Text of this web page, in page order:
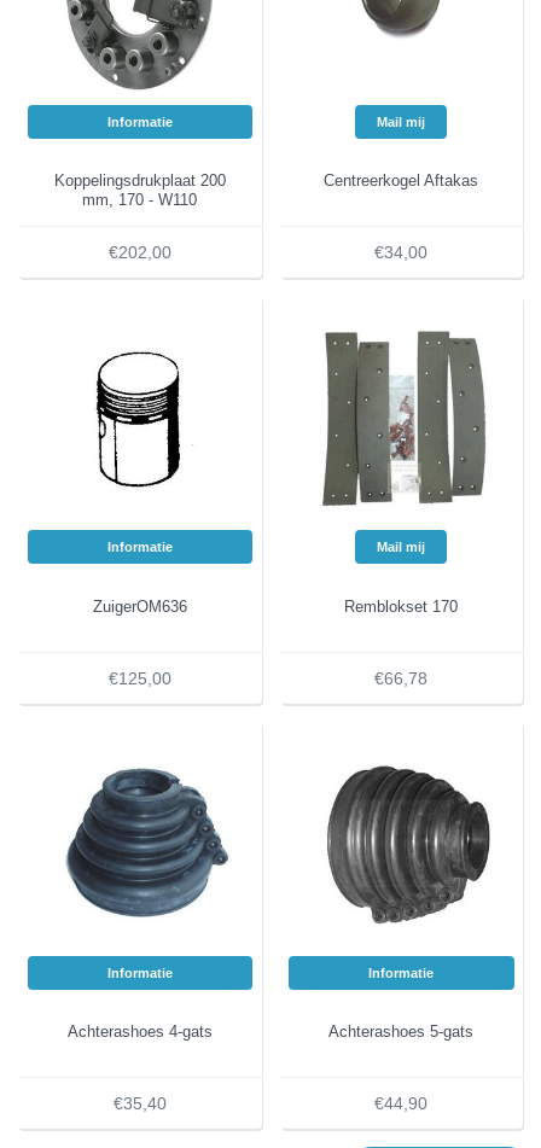
Informatie
Koppelingsdrukplaat 200
mm, 170 - W110
€202,00
Mail mij
Centreerkogel Aftakas
€34,00
Informatie
ZuigerOM636
€125,00
Mail mij
Remblokset 170
€66,78
Informatie
Achterashoes 4-gats
€35,40
Informatie
Achterashoes 5-gats
€44,90